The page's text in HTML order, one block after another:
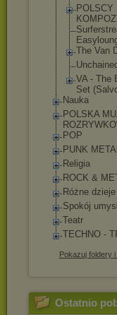
POLSCY
The Van
Unchained
VA - The
Set
Nauka
POLSKA
POP
PUNK
Religia
ROCK &
Różne dzieje
Spokój
Teatr
TECHNO -
Pokazuj foldery
Ostatnio